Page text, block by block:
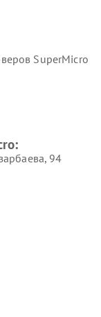
SuperMicro
94